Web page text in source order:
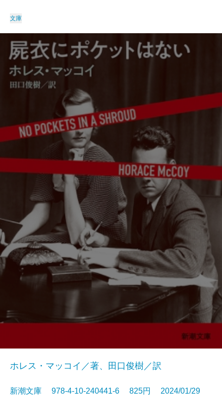
文庫
ホレス・マッコイ／著、田口俊樹／訳
新潮文庫 978-4-10-240441-6 825円 2024/01/29